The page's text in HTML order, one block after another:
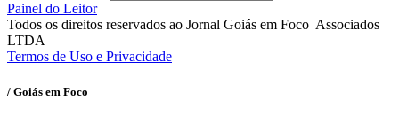
Painel do Leitor
Todos os direitos reservados ao Jornal Goiás em Foco Associados
LTDA
Termos de Uso e Privacidade
/ Goiás em Foco